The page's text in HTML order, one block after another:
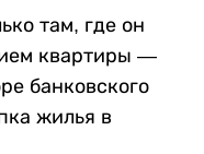
там, где он
квартиры —
банковского
жилья в